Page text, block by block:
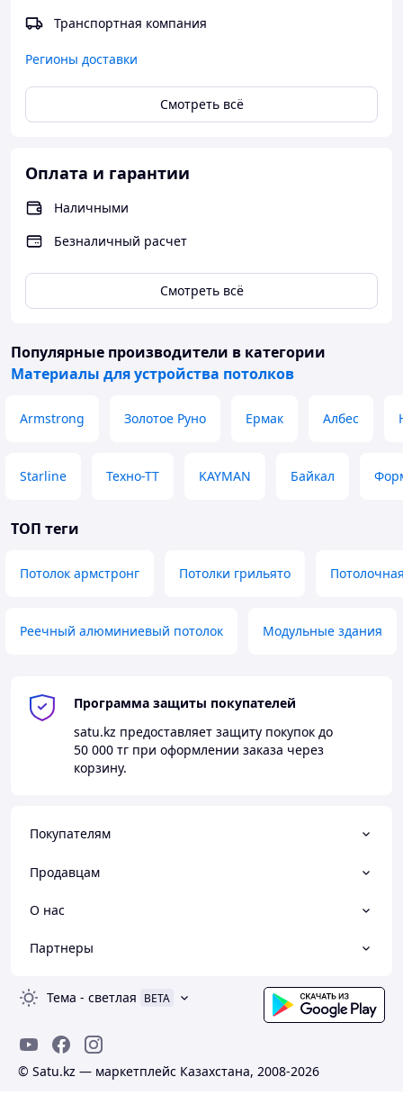
Транспортная компания
Регионы доставки
Смотреть всё
Оплата и гарантии
Наличными
Безналичный расчет
Смотреть всё
Популярные производители в категории
Материалы для устройства потолков
Armstrong Золотое Руно Ермак Албес
Starline Техно-ТТ KAYMAN Байкал
ТОП теги
Потолок армстронг Потолки грильято
Реечный алюминиевый потолок Модульные здания
Программа защиты покупателей
satu.kz предоставляет защиту покупок до
50 000 тг при оформлении заказа через
корзину.
Покупателям
Продавцам
О нас
Партнеры
Тема - светлая BETA
© Satu.kz — маркетплейс Казахстана, 2008-2026